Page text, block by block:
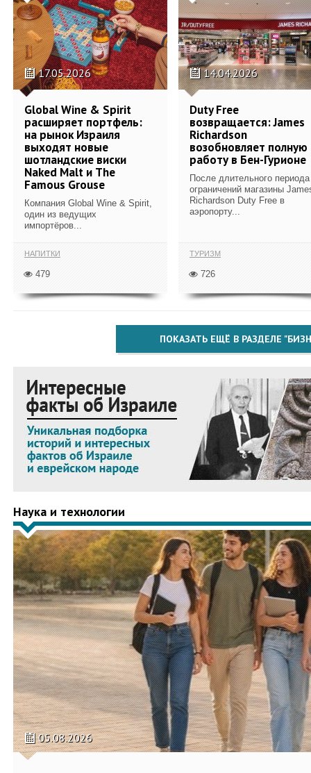
17.05.2026
Global Wine & Spirit
расширяет портфель:
на рынок Израиля
выходят новые
шотландские виски
Naked Malt и The
Famous Grouse
Компания Global Wine & Spirit,
один из ведущих
импортёров...
НАПИТКИ
479
14.04.2026
Duty Free
возвращается: James
Richardson
возобновляет полную
работу в Бен-Гурионе
После длительного периода
ограничений магазины
Richardson Duty Free в
аэропорту...
ТУРИЗМ
726
ПОКАЗАТЬ ЕЩЁ В РАЗДЕЛЕ
Наука и технологии
05.08.2026